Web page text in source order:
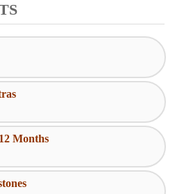
Months